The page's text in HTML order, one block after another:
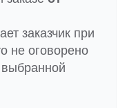
заказчик при
не оговорено